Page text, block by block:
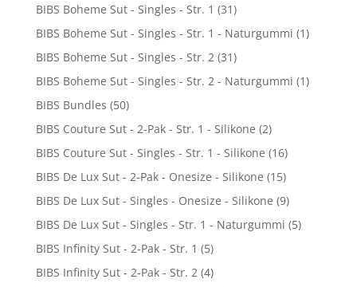
BIBS Boheme Sut - Singles - Str. 1 (31)
BIBS Boheme Sut - Singles - Str. 1 - Naturgummi (1)
BIBS Boheme Sut - Singles - Str. 2 (31)
BIBS Boheme Sut - Singles - Str. 2 - Naturgummi (1)
BIBS Bundles (50)
BIBS Couture Sut - 2-Pak - Str. 1 - Silikone (2)
BIBS Couture Sut - Singles - Str. 1 - Silikone (16)
BIBS De Lux Sut - 2-Pak - Onesize - Silikone (15)
BIBS De Lux Sut - Singles - Onesize - Silikone (9)
BIBS De Lux Sut - Singles - Str. 1 - Naturgummi (5)
BIBS Infinity Sut - 2-Pak - Str. 1 (5)
BIBS Infinity Sut - 2-Pak - Str. 2 (4)